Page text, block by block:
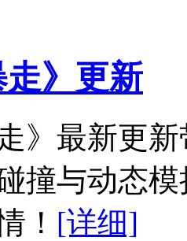
走》更新
走》最新更
撞与动态
！ [详细]